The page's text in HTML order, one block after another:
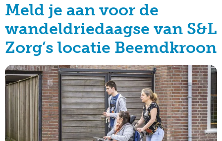
Meld je aan voor de
wandeldriedaagse van S&L
Zorg’s locatie Beemdkroon